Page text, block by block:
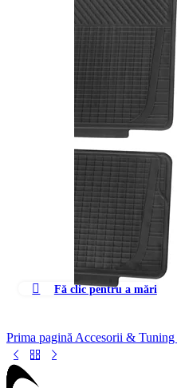
Fă clic pentru a mări
Prima pagină Accesorii & Tuning